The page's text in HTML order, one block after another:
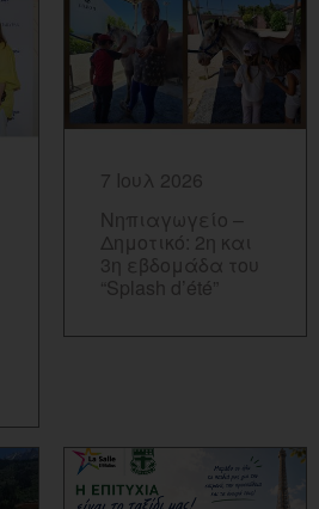
7 Ιουλ 2026
Νηπιαγωγείο –
Δημοτικό: 2η και
3η εβδομάδα του
“Splash d’été”